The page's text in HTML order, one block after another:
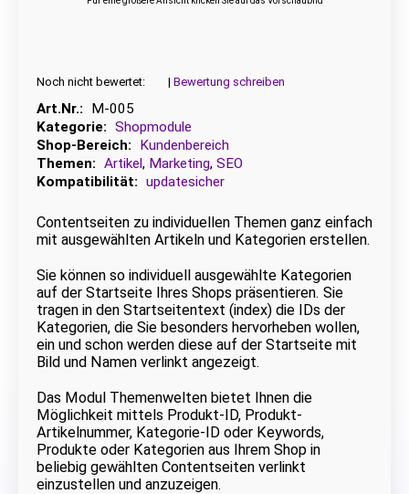
Noch nicht bewertet: | Bewertung schreiben
Art.Nr.:
M-005
Kategorie: Shopmodule
Shop-Bereich:
Kundenbereich
Themen: Artikel, Marketing, SEO
Kompatibilität: updatesicher
Contentseiten zu individuellen Themen ganz einfach
mit ausgewählten Artikeln und Kategorien erstellen.
Sie können so individuell ausgewählte Kategorien
auf der Startseite Ihres Shops präsentieren. Sie
tragen in den Startseitentext (index) die IDs der
Kategorien, die Sie besonders hervorheben wollen,
ein und schon werden diese auf der Startseite mit
Bild und Namen verlinkt angezeigt.
Das Modul Themenwelten bietet Ihnen die
Möglichkeit mittels Produkt-ID, Produkt-
Artikelnummer, Kategorie-ID oder Keywords,
Produkte oder Kategorien aus Ihrem Shop in
beliebig gewählten Contentseiten verlinkt
einzustellen und anzuzeigen.